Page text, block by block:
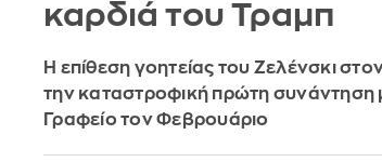
καρδιά του Τραμπ
Η επίθεση γοητείας του Ζελένσκι
την καταστροφική πρώτη συνάντηση
Γραφείο τον Φεβρουάριο